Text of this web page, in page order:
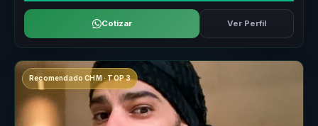
Cotizar Ver Perfil
Recomendado CHM · TOP 3